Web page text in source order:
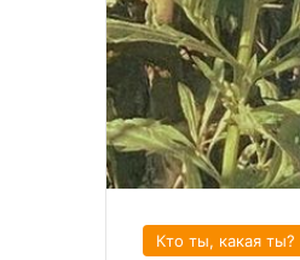
Кто ты, какая ты?